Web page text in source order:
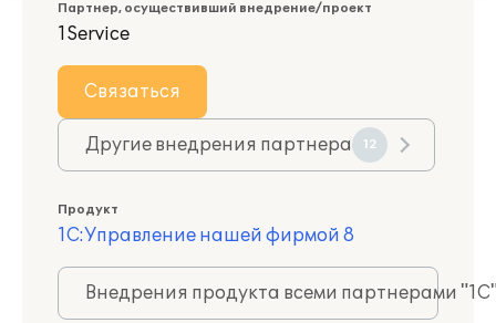
Партнер, осуществивший внедрение/проект
1Service
Связаться
Другие внедрения партнера 12
Продукт
1С:Управление нашей фирмой 8
Внедрения продукта всеми партнерами